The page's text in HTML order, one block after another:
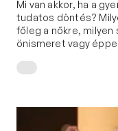
Mi van akkor, ha a
tudatos döntés?
főleg a nőkre, milyen
önismeret vagy